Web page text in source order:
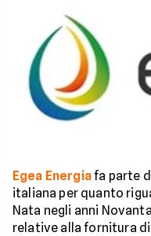
Egea Energiafa parte
italiana per quanto
Nata negli anni
relative alla fornitura